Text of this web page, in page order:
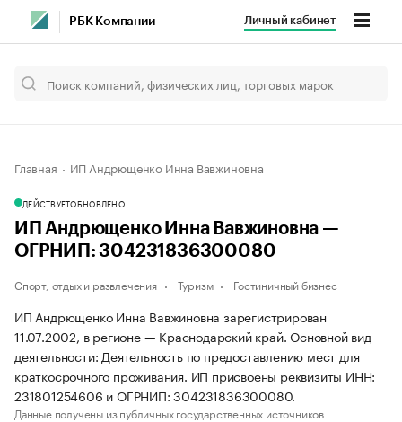
РБК Компании Личный кабинет
Главная ИП Андрющенко Инна Вавжиновна
ДЕЙСТВУЕТОБНОВЛЕНО
ИП Андрющенко Инна Вавжиновна —
ОГРНИП: 304231836300080
Спорт, отдых и развлечения Туризм Гостиничный бизнес
ИП Андрющенко Инна Вавжиновна зарегистрирован
11.07.2002, в регионе — Краснодарский край. Основной вид
деятельности: Деятельность по предоставлению мест для
краткосрочного проживания. ИП присвоены реквизиты ИНН:
231801254606 и ОГРНИП: 304231836300080.
Данные получены из публичных государственных источников.